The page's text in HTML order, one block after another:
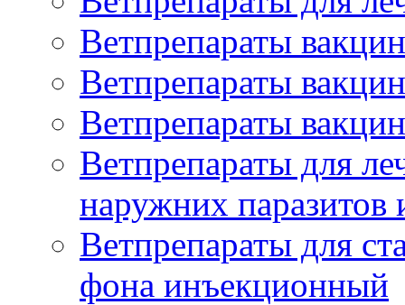
Ветпрепараты
Ветпрепараты
Ветпрепараты
Ветпрепараты для
наружних
Ветпрепараты для
фона инъекционный